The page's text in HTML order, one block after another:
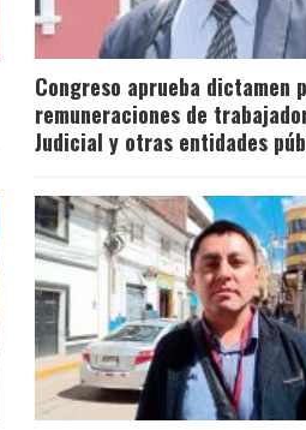
Congreso aprueba dictamen
remuneraciones de
Judicial y otras entidades